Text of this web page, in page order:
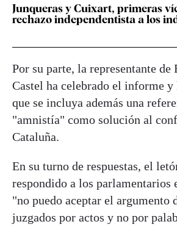
Junqueras y Cuixart, primeras
rechazo independentista a los
Por su parte, la representante de
Castel ha celebrado el informe y
que se incluya además una
"amnistía" como solución al
Cataluña.
En su turno de respuestas, el
respondido a los parlamentarios
"no puedo aceptar el argumento
juzgados por actos y no por